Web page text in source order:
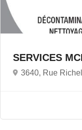
SERVICES
3640, Rue